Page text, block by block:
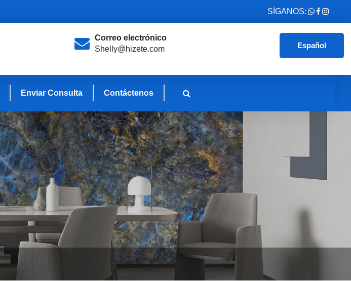
SÍGANOS:
Correo electrónico
Shelly@hizete.com
Español
Enviar Consulta Contáctenos